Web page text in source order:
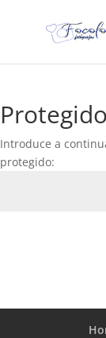
Introduce a
protegido: